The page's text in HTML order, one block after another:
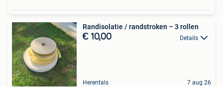
Randisolatie / randstroken – 3 rollen
€ 10,00 Details
Herentals 7 aug 26